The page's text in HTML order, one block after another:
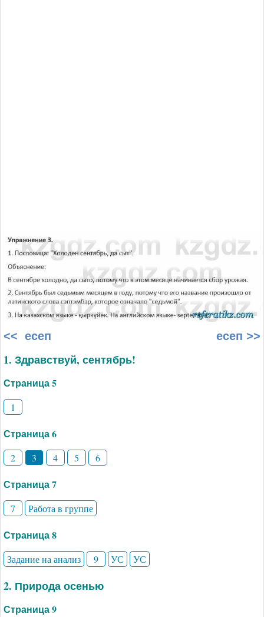
<< есеп есеп >>
1. Здравствуй, сентябрь!
Страница 5
1
Страница 6
2 3 4 5 6
Страница 7
7 Работа в группе
Страница 8
Задание на анализ 9 УС УС
2. Природа осенью
Страница 9